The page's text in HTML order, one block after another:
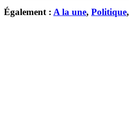
Également : A la une, Politique,